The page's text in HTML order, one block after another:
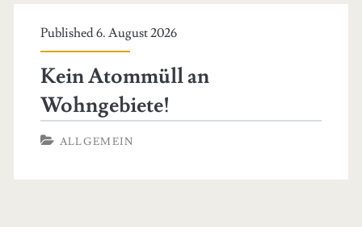
Monat:
<span>Mai
2020</span>
Published 6. August 2026
Kein Atommüll an
Wohngebiete!
ALLGEMEIN